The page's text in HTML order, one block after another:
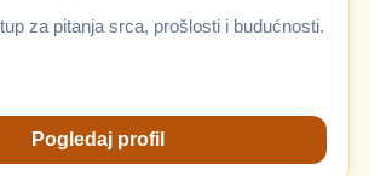
za pitanja srca, prošlosti i budućnosti.
Pogledaj profil